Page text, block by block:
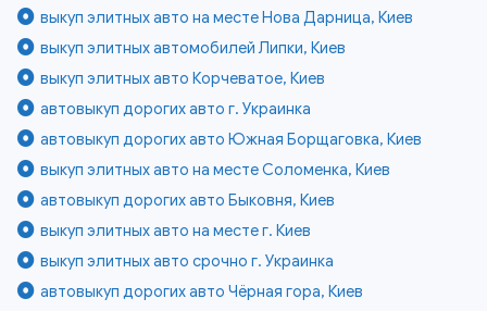
выкуп элитных авто на месте Нова Дарница, Киев
выкуп элитных автомобилей Липки, Киев
выкуп элитных авто Корчеватое, Киев
автовыкуп дорогих авто г. Украинка
автовыкуп дорогих авто Южная Борщаговка, Киев
выкуп элитных авто на месте Соломенка, Киев
автовыкуп дорогих авто Быковня, Киев
выкуп элитных авто на месте г. Киев
выкуп элитных авто срочно г. Украинка
автовыкуп дорогих авто Чёрная гора, Киев